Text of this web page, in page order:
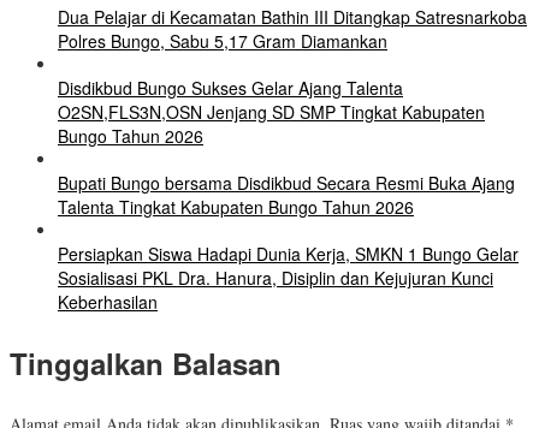
Dua Pelajar di Kecamatan Bathin III Ditangkap Satresnarkoba
Polres Bungo, Sabu 5,17 Gram Diamankan
Disdikbud Bungo Sukses Gelar Ajang Talenta
O2SN,FLS3N,OSN Jenjang SD SMP Tingkat Kabupaten
Bungo Tahun 2026
Bupati Bungo bersama Disdikbud Secara Resmi Buka Ajang
Talenta Tingkat Kabupaten Bungo Tahun 2026
Persiapkan Siswa Hadapi Dunia Kerja, SMKN 1 Bungo Gelar
Sosialisasi PKL Dra. Hanura, Disiplin dan Kejujuran Kunci
Keberhasilan
Tinggalkan Balasan